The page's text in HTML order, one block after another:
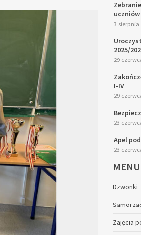
uczniów
3 sierpnia
2025/
29
I-IV
29
23
Apel
23
MENU
Dzwonki
Zajęcia